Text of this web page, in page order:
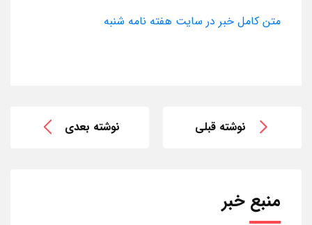
متن کامل خبر در سایت هفته نامه شنبه
نوشته قبلی نوشته بعدی
منبع خبر